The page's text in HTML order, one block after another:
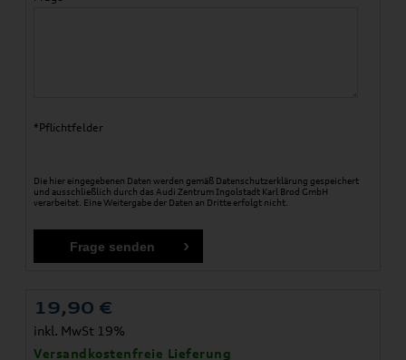
*Pflichtfelder
Die hier eingegebenen Daten werden gemäß Datenschutzerklärung gespeichert
und ausschließlich durch das Audi Zentrum Ingolstadt Karl Brod GmbH
verarbeitet. Eine Weitergabe der Daten an Dritte erfolgt nicht.
19,90 €
inkl. MwSt 19%
Versandkostenfreie Lieferung